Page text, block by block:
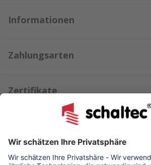
Informationen
Zahlungsarten
Zertifikate
Kundenmeinungen